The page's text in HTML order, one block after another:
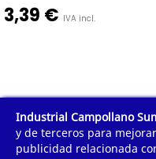
3,39 € IVA incl.
Mostrar todo
Industrial Campollano
y de terceros para
publicidad relacionada